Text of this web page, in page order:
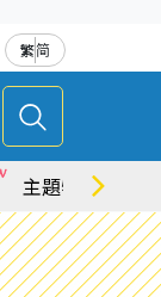
繁简
主題特集